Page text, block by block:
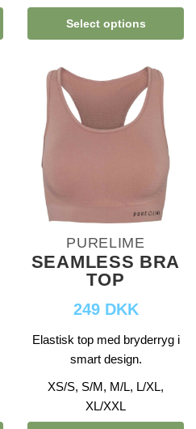
Select options
PURELIME
SEAMLESS BRA
TOP
249 DKK
Elastisk top med bryderryg i
smart design.
XS/S, S/M, M/L, L/XL,
XL/XXL